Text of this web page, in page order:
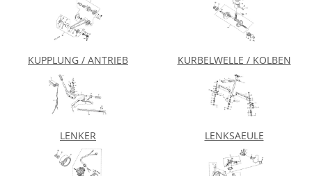
KUPPLUNG / ANTRIEB KURBELWELLE / KOLBEN
LENKER LENKSAEULE